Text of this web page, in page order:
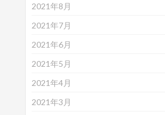
2021年8月
2021年7月
2021年6月
2021年5月
2021年4月
2021年3月